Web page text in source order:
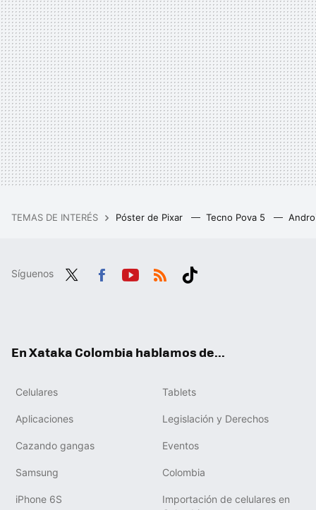
TEMAS DE INTERÉS Póster de Pixar Tecno Pova 5
Síguenos
En Xataka Colombia hablamos de...
Celulares Tablets
Aplicaciones Legislación y Derechos
Cazando gangas Eventos
Samsung Colombia
iPhone 6S
Importación de celulares en